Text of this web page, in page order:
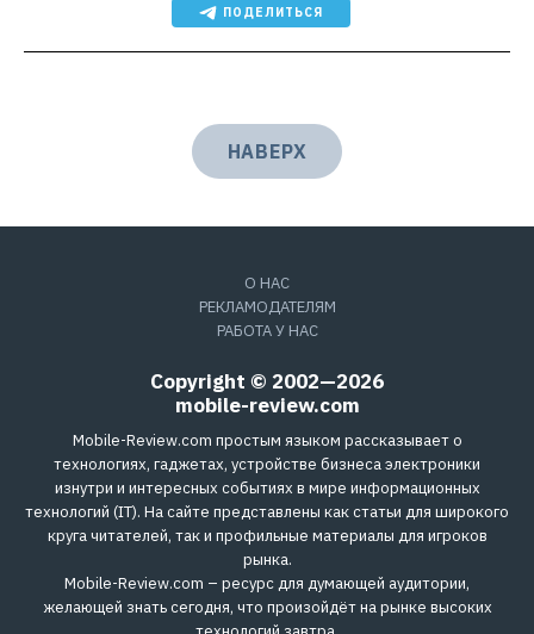
ПОДЕЛИТЬСЯ
НАВЕРХ
О НАС
РЕКЛАМОДАТЕЛЯМ
РАБОТА У НАС
Copyright © 2002—2026
mobile-review.com
Mobile-Review.com простым языком рассказывает о
технологиях, гаджетах, устройстве бизнеса электроники
изнутри и интересных событиях в мире информационных
технологий (IT). На сайте представлены как статьи для широкого
круга читателей, так и профильные материалы для игроков
рынка.
Mobile-Review.com – ресурс для думающей аудитории,
желающей знать сегодня, что произойдёт на рынке высоких